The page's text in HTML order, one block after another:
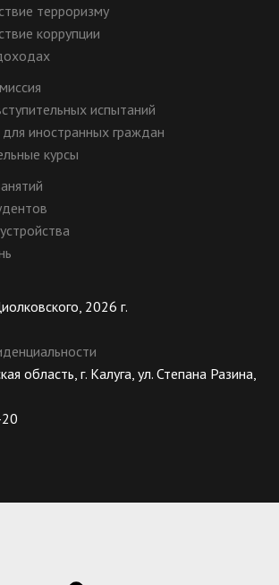
терроризму
коррупции
испытаний
иностранных граждан
курсы
2026 г.
область, г. Калуга, ул. Степана Разина,